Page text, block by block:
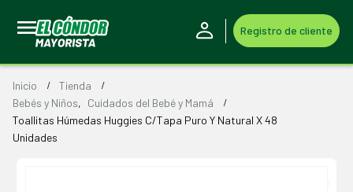
Registro de cliente
Inicio
Tienda
Bebés y Niños, Cuidados del Bebé y Mamá
Toallitas Húmedas Huggies C/Tapa Puro Y Natural X 48
Unidades